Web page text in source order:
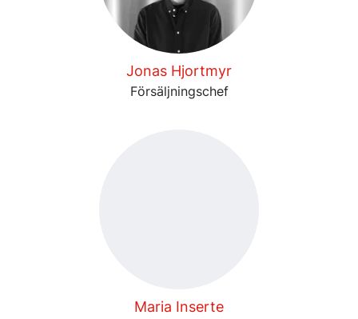
Jonas Hjortmyr
Försäljningschef
Maria Inserte